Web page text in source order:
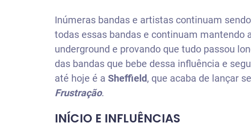
Inúmeras bandas e artistas continuam
todas essas bandas e continuam mantendo
underground e provando que tudo passou
das bandas que bebe dessa influência e
até hoje é a Sheffield, que acaba de lançar
Frustração.
INÍCIO E INFLUÊNCIAS